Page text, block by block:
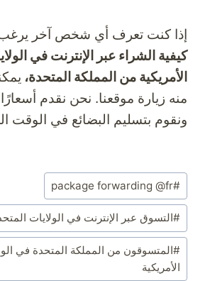
إذا كنت تعرف أي شخص آخر
كيفية الشراء عبر الإنترنت في
الأمريكية من المملكة المتحدة،
منه زيارة موقعنا. نحن نقدم أسعارًا
ونقوم بتسليم البضائع في الوقت
وسوم
المقال:
#
package forwarding @fr
#التسوق عبر الإنترنت في الولايات
#المتسوقون من المملكة المتحدة في
الأمريكية